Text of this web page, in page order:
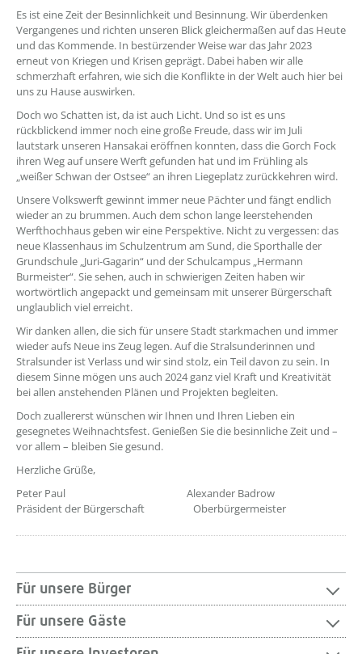
Es ist eine Zeit der Besinnlichkeit und Besinnung. Wir überdenken
Vergangenes und richten unseren Blick gleichermaßen auf das Heute
und das Kommende. In bestürzender Weise war das Jahr 2023
erneut von Kriegen und Krisen geprägt. Dabei haben wir alle
schmerzhaft erfahren, wie sich die Konflikte in der Welt auch hier bei
uns zu Hause auswirken.
Doch wo Schatten ist, da ist auch Licht. Und so ist es uns
rückblickend immer noch eine große Freude, dass wir im Juli
lautstark unseren Hansakai eröffnen konnten, dass die Gorch Fock
ihren Weg auf unsere Werft gefunden hat und im Frühling als
„weißer Schwan der Ostsee“ an ihren Liegeplatz zurückkehren wird.
Unsere Volkswerft gewinnt immer neue Pächter und fängt endlich
wieder an zu brummen. Auch dem schon lange leerstehenden
Werfthochhaus geben wir eine Perspektive. Nicht zu vergessen: das
neue Klassenhaus im Schulzentrum am Sund, die Sporthalle der
Grundschule „Juri-Gagarin“ und der Schulcampus „Hermann
Burmeister“. Sie sehen, auch in schwierigen Zeiten haben wir
wortwörtlich angepackt und gemeinsam mit unserer Bürgerschaft
unglaublich viel erreicht.
Wir danken allen, die sich für unsere Stadt starkmachen und immer
wieder aufs Neue ins Zeug legen. Auf die Stralsunderinnen und
Stralsunder ist Verlass und wir sind stolz, ein Teil davon zu sein. In
diesem Sinne mögen uns auch 2024 ganz viel Kraft und Kreativität
bei allen anstehenden Plänen und Projekten begleiten.
Doch zuallererst wünschen wir Ihnen und Ihren Lieben ein
gesegnetes Weihnachtsfest. Genießen Sie die besinnliche Zeit und –
vor allem – bleiben Sie gesund.
Herzliche Grüße,
Peter Paul Alexander Badrow
Präsident der Bürgerschaft Oberbürgermeister
Für unsere Bürger
Für unsere Gäste